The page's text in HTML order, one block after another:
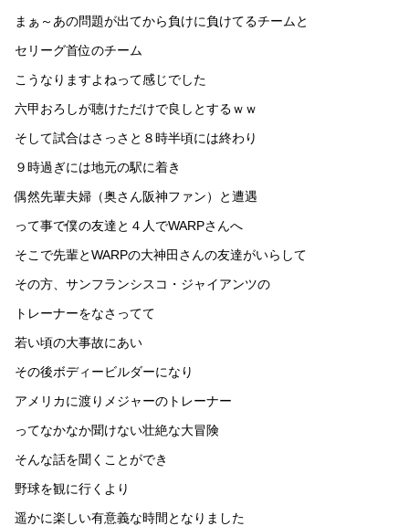
まぁ～あの問題が出てから負けに負けてるチームと
セリーグ首位のチーム
こうなりますよねって感じでした
六甲おろしが聴けただけで良しとするｗｗ
そして試合はさっさと８時半頃には終わり
９時過ぎには地元の駅に着き
偶然先輩夫婦（奥さん阪神ファン）と遭遇
って事で僕の友達と４人でWARPさんへ
そこで先輩とWARPの大神田さんの友達がいらして
その方、サンフランシスコ・ジャイアンツの
トレーナーをなさってて
若い頃の大事故にあい
その後ボディービルダーになり
アメリカに渡りメジャーのトレーナー
ってなかなか聞けない壮絶な大冒険
そんな話を聞くことができ
野球を観に行くより
遥かに楽しい有意義な時間となりました